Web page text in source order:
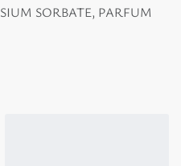
SORBATE, PARFUM